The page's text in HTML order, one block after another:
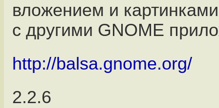
вложением и
с другими GNOME
http://balsa.gnome.org/
2.2.6